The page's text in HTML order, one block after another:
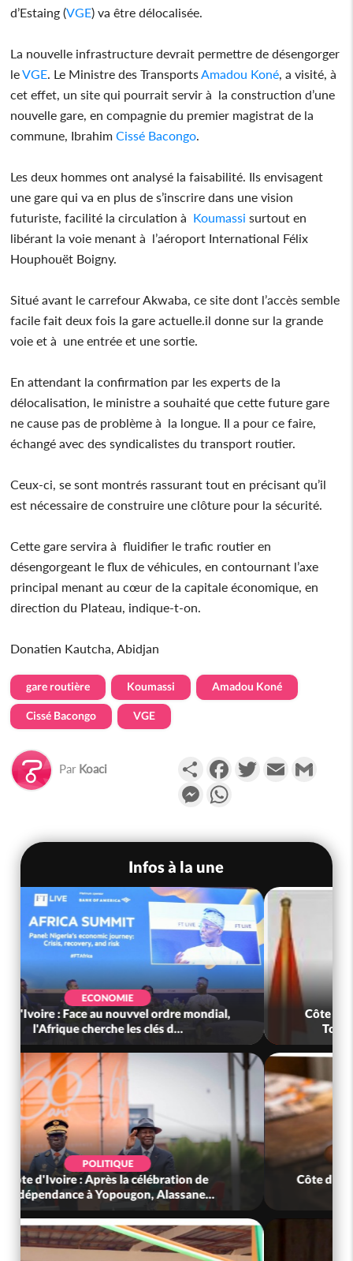
d’Estaing (VGE) va être délocalisée.
La nouvelle infrastructure devrait permettre de désengorger
leVGE . Le Ministre des Transports Amadou Koné , a visité, à
cet effet, un site qui pourrait servir à la construction d’une
nouvelle gare, en compagnie du premier magistrat de la
commune, IbrahimCissé Bacongo
Les deux hommes ont analysé la faisabilité. Ils envisagent
une gare qui va en plus de s’inscrire dans une vision
futuriste, facilité la circulation à Koumassi surtout en
libérant la voie menant à l’aéroport International Félix
Houphouët Boigny.
Situé avant le carrefour Akwaba, ce site dont l’accès semble
facile fait deux fois la gare actuelle.il donne sur la grande
voie et à une entrée et une sortie.
En attendant la confirmation par les experts de la
délocalisation, le ministre a souhaité que cette future gare
ne cause pas de problème à la longue. Il a pour ce faire,
échangé avec des syndicalistes du transport routier.
Ceux-ci, se sont montrés rassurant tout en précisant qu’il
est nécessaire de construire une clôture pour la sécurité.
Cette gare servira à fluidifier le trafic routier en
désengorgeant le flux de véhicules, en contournant l’axe
principal menant au cœur de la capitale économique, en
direction du Plateau, indique-t-on.
Donatien Kautcha, Abidjan
gare routière Koumassi Amadou Koné
Cissé Bacongo VGE
Par Koaci PartagerFacebookTwitterEmail
Messenger
Infos à la une
SOCIÉTÉ
Côte d'Ivoire : Indépendance, le GNL Apalo
Touré aux Gendarmes : « Renouvel...
SOCIÉTÉ
Côte d'Ivoire : L'arnaque au Mobile Money par
liens frauduleux se répand ac...